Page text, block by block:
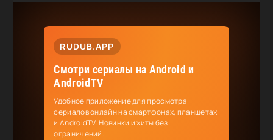
RUDUB.APP
Смотри сериалы на Android и
AndroidTV
Удобное приложение для просмотра
сериалов онлайн на смартфонах, планшетах
и AndroidTV. Новинки и хиты без
ограничений.